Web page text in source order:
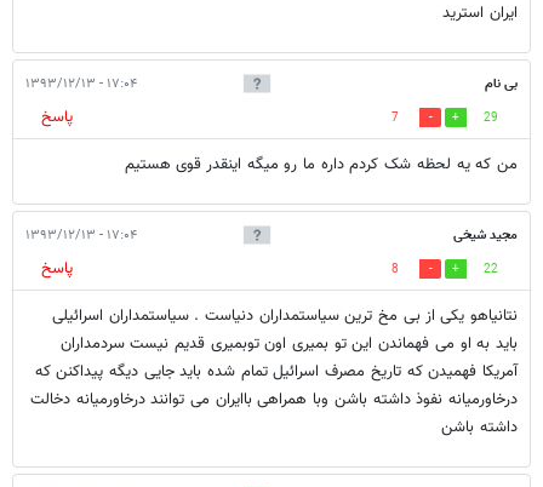
ایران استرید
بی نام ۱۷:۰۴ - ۱۳۹۳/۱۲/۱۳
29
7
پاسخ
من که یه لحظه شک کردم داره ما رو میگه اینقدر قوی هستیم
مجید شیخی ۱۷:۰۴ - ۱۳۹۳/۱۲/۱۳
22
8
پاسخ
نتانیاهو یکی از بی مخ ترین سیاستمداران دنیاست . سیاستمداران اسرائیلی
باید به او می فهماندن این تو بمیری اون توبمیری قدیم نیست سردمداران
آمریکا فهمیدن که تاریخ مصرف اسرائیل تمام شده باید جایی دیگه پیداکنن که
درخاورمیانه نفوذ داشته باشن وبا همراهی باایران می توانند درخاورمیانه دخالت
داشته باشن